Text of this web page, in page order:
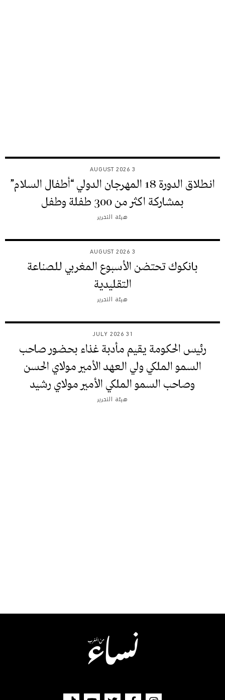
3 AUGUST 2026
انطلاق الدورة 18 المهرجان الدولي “أطفال السلام”
بمشاركة اكثر من 300 طفلة وطفل
هيئة التحرير
3 AUGUST 2026
بانكوك تحتضن الأسبوع المغربي للصناعة
التقليدية
هيئة التحرير
31 JULY 2026
رئيس الحكومة يقيم مأدبة غذاء بحضور صاحب
السمو الملكي ولي العهد الأمير مولاي الحسن
وصاحب السمو الملكي الأمير مولاي رشيد
هيئة التحرير